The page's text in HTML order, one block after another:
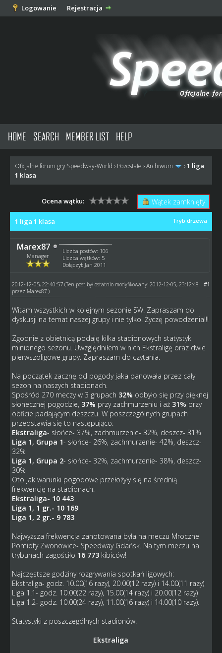
Logowanie Rejestracja
HOME SEARCH MEMBER LIST HELP
Oficjalne forum gry Speedway-World › Pozostałe ›Archiwum ›1 liga
1 klasa
Wątek zamknięty
Ocena wątku:
Tryb drzewa
1 liga 1 klasa
Marex87
Manager
Liczba postów: 106
Liczba wątków: 5
Dołączył: Jan 2011
#1
2012-12-05, 22:40:57 (Ten post był ostatnio modyfikowany: 2012-12-05, 23:12:48
przez Marex87 .)
Witam wszystkich w kolejnym sezonie SW. Zapraszam do
dyskusji na temat naszej grupy i nie tylko. Życzę powodzenia!!!
Zgodnie z obietnicą podaję kilka stadionowych statystyk
minionego sezonu. Uwzględniłem w nich Ekstraligę oraz dwie
pierwszoligowe grupy. Zapraszam do czytania.
Na początek zacznę od pogody jaka panowała przez cały
sezon na naszych stadionach.
Spośród 270 meczy w 3 grupach 32% odbyło się przy pięknej
słonecznej pogodzie, 37% przy zachmurzeniu i aż 31% przy
obficie padającym deszczu. W poszczególnych grupach
przedstawia się to następująco:
Ekstraliga- słońce- 37%, zachmurzenie- 32%, deszcz- 31%
Liga 1, Grupa 1- słońce- 26%, zachmurzenie- 42%, deszcz-
32%
Liga 1, Grupa 2- słońce- 32%, zachmurzenie- 38%, deszcz-
30%
Oto jak warunki pogodowe przełożyły się na średnią
frekwencję na stadionach:
Ekstraliga- 10 443
Liga 1, 1 gr.- 10 169
Liga 1, 2 gr.- 9 783
Najwyższa frekwencja zanotowana była na meczu Mroczne
Pomioty Zwonowice- Speedway Gdańsk. Na tym meczu na
trybunach zagościło 16 773kibiców!
Najczęstsze godziny rozgrywania spotkań ligowych:
Ekstraliga- godz. 10.00(16 razy), 20.00(12 razy) i 14.00(11 razy)
Liga 1.1- godz. 10.00(22 razy), 15.00(14 razy) i 20.00(12 razy)
Liga 1.2- godz. 10.00(24 razy), 11.00(16 razy) i 14.00(10 razy).
Statystyki z poszczególnych stadionów:
Ekstraliga